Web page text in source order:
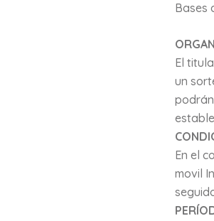
Bases
El
un
En el
movil